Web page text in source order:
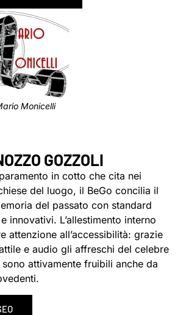
Monicelli
GOZZOLI
in cotto che cita nei
del luogo, il BeGo concilia il
del passato con standard
innovativi. L’allestimento interno
attenzione all’accessibilità: grazie
e audio gli affreschi del celebre
attivamente fruibili anche da